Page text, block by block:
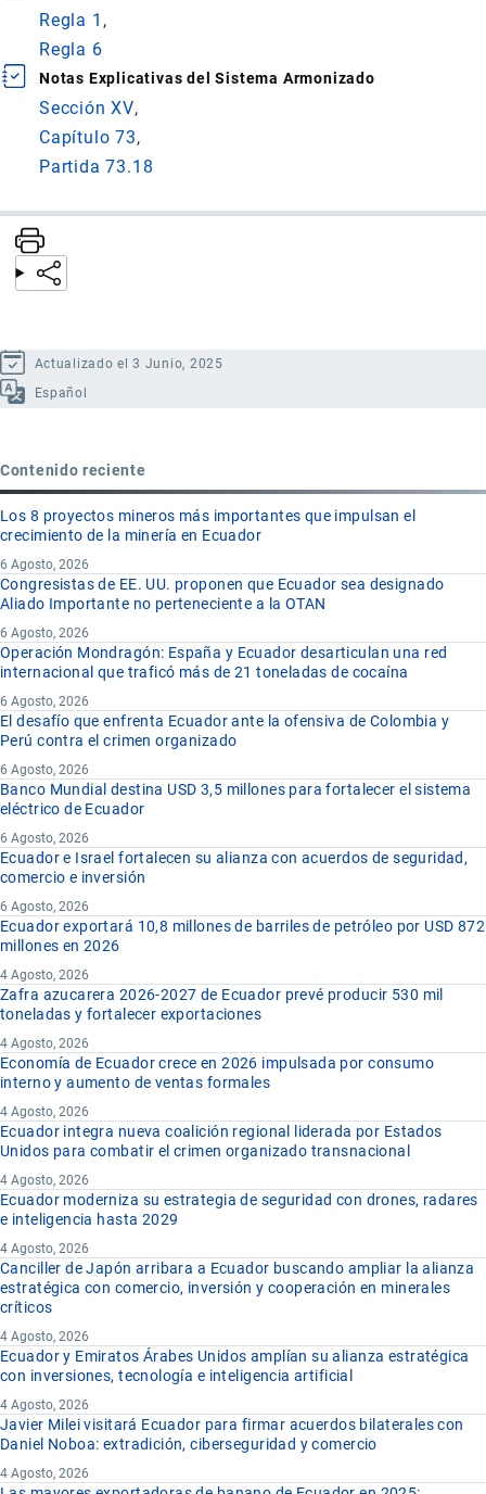
Regla 1
Regla 6
Notas Explicativas del Sistema Armonizado
Sección XV
Capítulo 73
Partida 73.18
Actualizado el 3 Junio, 2025
Español
Contenido reciente
Los 8 proyectos mineros más importantes que impulsan el
crecimiento de la minería en Ecuador
6 Agosto, 2026
Congresistas de EE. UU. proponen que Ecuador sea designado
Aliado Importante no perteneciente a la OTAN
6 Agosto, 2026
Operación Mondragón: España y Ecuador desarticulan una red
internacional que traficó más de 21 toneladas de cocaína
6 Agosto, 2026
El desafío que enfrenta Ecuador ante la ofensiva de Colombia y
Perú contra el crimen organizado
6 Agosto, 2026
Banco Mundial destina USD 3,5 millones para fortalecer el sistema
eléctrico de Ecuador
6 Agosto, 2026
Ecuador e Israel fortalecen su alianza con acuerdos de seguridad,
comercio e inversión
6 Agosto, 2026
Ecuador exportará 10,8 millones de barriles de petróleo por USD 872
millones en 2026
4 Agosto, 2026
Zafra azucarera 2026-2027 de Ecuador prevé producir 530 mil
toneladas y fortalecer exportaciones
4 Agosto, 2026
Economía de Ecuador crece en 2026 impulsada por consumo
interno y aumento de ventas formales
4 Agosto, 2026
Ecuador integra nueva coalición regional liderada por Estados
Unidos para combatir el crimen organizado transnacional
4 Agosto, 2026
Ecuador moderniza su estrategia de seguridad con drones, radares
e inteligencia hasta 2029
4 Agosto, 2026
Canciller de Japón arribara a Ecuador buscando ampliar la alianza
estratégica con comercio, inversión y cooperación en minerales
críticos
4 Agosto, 2026
Ecuador y Emiratos Árabes Unidos amplían su alianza estratégica
con inversiones, tecnología e inteligencia artificial
4 Agosto, 2026
Javier Milei visitará Ecuador para firmar acuerdos bilaterales con
Daniel Noboa: extradición, ciberseguridad y comercio
4 Agosto, 2026